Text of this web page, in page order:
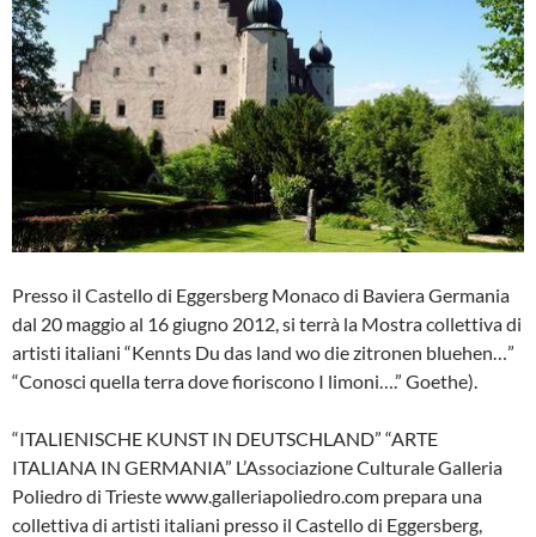
Presso il Castello di Eggersberg Monaco di Baviera Germania
dal 20 maggio al 16 giugno 2012, si terrà la Mostra collettiva di
artisti italiani “Kennts Du das land wo die zitronen bluehen…”
“Conosci quella terra dove fioriscono I limoni….” Goethe).
“ITALIENISCHE KUNST IN DEUTSCHLAND” “ARTE
ITALIANA IN GERMANIA” L’Associazione Culturale Galleria
Poliedro di Trieste www.galleriapoliedro.com prepara una
collettiva di artisti italiani presso il Castello di Eggersberg,